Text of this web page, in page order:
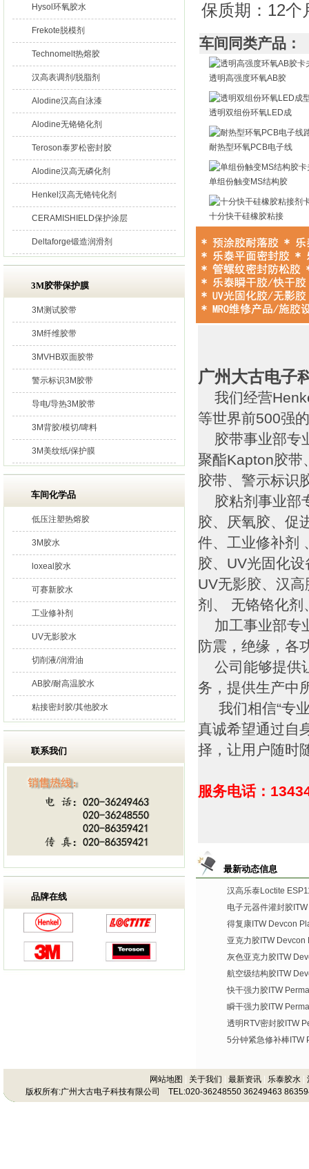
Hysol环氧胶水
Frekote脱模剂
Technomelt热熔胶
汉高表调剂/脱脂剂
Alodine汉高自泳漆
Alodine无铬铬化剂
Teroson泰罗松密封胶
Alodine汉高无磷化剂
Henkel汉高无铬钝化剂
CERAMISHIELD保护涂层
Deltaforge锻造润滑剂
3M胶带保护膜
3M测试胶带
3M纤维胶带
3MVHB双面胶带
警示标识3M胶带
导电/导热3M胶带
3M背胶/模切/啤料
3M美纹纸/保护膜
车间化学品
低压注塑热熔胶
3M胶水
loxeal胶水
可赛新胶水
工业修补剂
UV无影胶水
切削液/润滑油
AB胶/耐高温胶水
粘接密封胶/其他胶水
联系我们
品牌在线
保质期：12个
车间同类产品：
透明高强度环氧AB胶
透明双组份环氧LED成
耐热型环氧PCB电子线
单组份触变MS结构胶
十分快干硅橡胶粘接
广州大古电子
我们经营
等世界前500强
胶带事业部专
聚酯Kapton胶带
胶带、警示标识
胶粘剂事业部
胶、厌氧胶、促
件、工业修补剂
胶、UV光固化
UV无影胶、汉
剂、 无铬铬化剂
加工事业部专
防震，绝缘，各
公司能够提供
务，提供生产中
我们相信“专业
真诚希望通过自
择，让用户随时
服务电话：
最新动态信息
汉高乐泰Loctite
电子元器件灌封胶
得复康ITW Devcon
亚克力胶ITW Devcon
灰色亚克力胶ITW
航空级结构胶ITW
快干强力胶ITW
瞬干强力胶ITW
透明RTV密封胶ITW
5分钟紧急修补棒ITW
网站地图 关于我们 最新资讯| 乐泰胶水|
版权所有:广州大古电子科技有限公司 TEL:020-36248550 36249463